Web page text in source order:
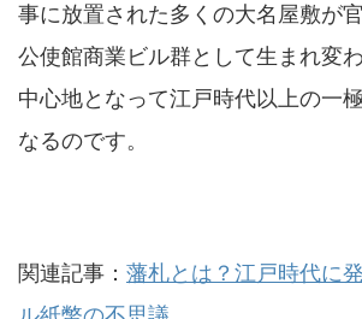
事に放置された多くの大名屋敷が
公使館商業ビル群として生まれ変
中心地となって江戸時代以上の一
なるのです。
関連記事： 藩札とは？江戸時代に